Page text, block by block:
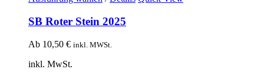
SB Roter Stein 2025
Ab 10,50 € inkl. MWSt.
inkl. MwSt.